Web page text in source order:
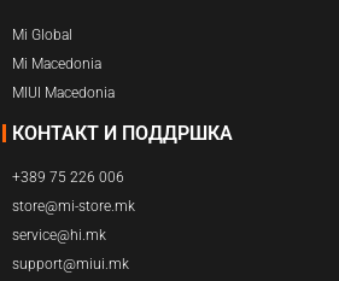
Mi Global
Mi Macedonia
MIUI Macedonia
КОНТАКТ И ПОДДРШКА
+389 75 226 006
store@mi-store.mk
service@hi.mk
support@miui.mk